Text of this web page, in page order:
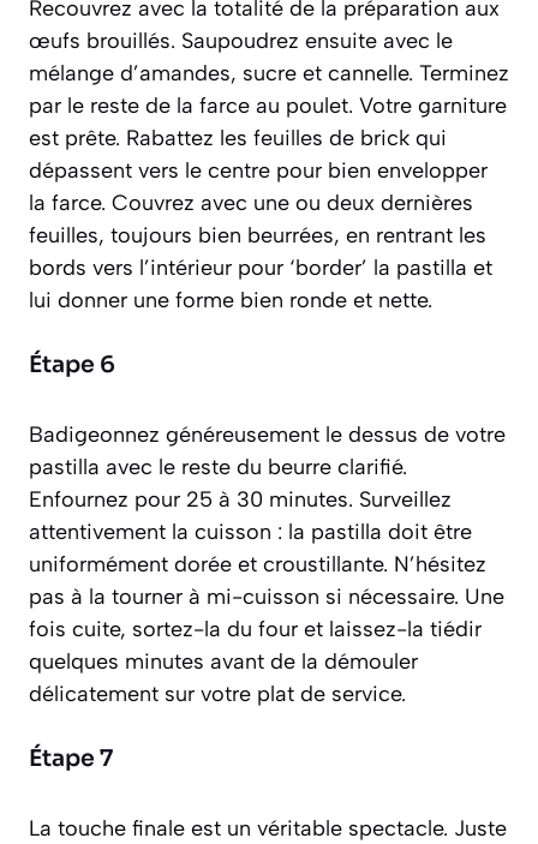
Recouvrez avec la totalité de la préparation aux
œufs brouillés. Saupoudrez ensuite avec le
mélange d’amandes, sucre et cannelle. Terminez
par le reste de la farce au poulet. Votre garniture
est prête. Rabattez les feuilles de brick qui
dépassent vers le centre pour bien envelopper
la farce. Couvrez avec une ou deux dernières
feuilles, toujours bien beurrées, en rentrant les
bords vers l’intérieur pour ‘border’ la pastilla et
lui donner une forme bien ronde et nette.
Étape 6
Badigeonnez généreusement le dessus de votre
pastilla avec le reste du beurre clarifié.
Enfournez pour 25 à 30 minutes. Surveillez
attentivement la cuisson : la pastilla doit être
uniformément dorée et croustillante. N’hésitez
pas à la tourner à mi-cuisson si nécessaire. Une
fois cuite, sortez-la du four et laissez-la tiédir
quelques minutes avant de la démouler
délicatement sur votre plat de service.
Étape 7
La touche finale est un véritable spectacle. Juste